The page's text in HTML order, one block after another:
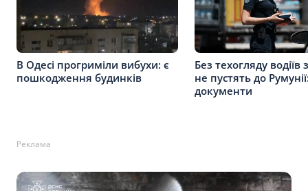
В Одесі прогриміли вибухи: є
пошкодження будинків
Без техогляду водіїв
не пустять до
документи
Реклама